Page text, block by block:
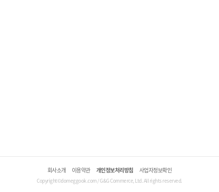
회사소개 이용약관 개인정보처리방침 사업자정보확인
Copyright©domeggook.com / G&G Commerce, Ltd. All rights reserved.